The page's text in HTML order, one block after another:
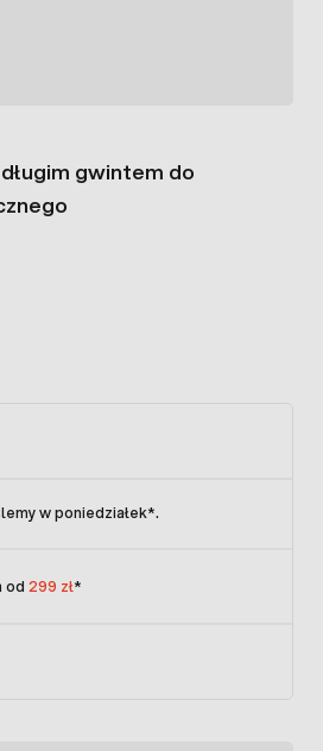
gwintem do
w poniedziałek*.
od 299 zł*